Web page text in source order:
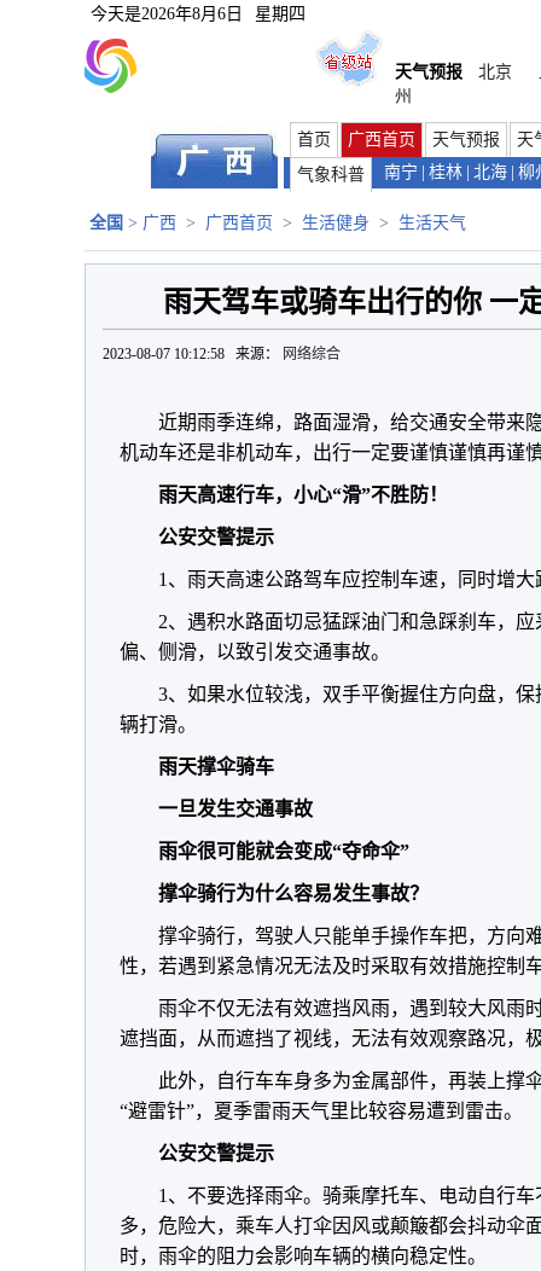
今天是2026年8月6日 星期四
天气预报 北京
州
首页 广西首页 天气预报
天
气象科普
南宁 桂林 北海 柳
全国 > 广西 > 广西首页 > 生活健身 > 生活天气
雨天驾车或骑车出行的你 一
2023-08-07 10:12:58 来源： 网络综合
近期雨季连绵，路面湿滑，给交通安全带来
机动车还是非机动车，出行一定要谨慎谨慎再谨
雨天高速行车，小心“滑”不胜防！
公安交警提示
1、雨天高速公路驾车应控制车速，同时增
2、遇积水路面切忌猛踩油门和急踩刹车，
偏、侧滑，以致引发交通事故。
3、如果水位较浅，双手平衡握住方向盘，
辆打滑。
雨天撑伞骑车
一旦发生交通事故
雨伞很可能就会变成“夺命伞”
撑伞骑行为什么容易发生事故？
撑伞骑行，驾驶人只能单手操作车把，方向
性，若遇到紧急情况无法及时采取有效措施控制
雨伞不仅无法有效遮挡风雨，遇到较大风雨
遮挡面，从而遮挡了视线，无法有效观察路况，
此外，自行车车身多为金属部件，再装上撑
“避雷针”，夏季雷雨天气里比较容易遭到雷击。
公安交警提示
1、不要选择雨伞。骑乘摩托车、电动自行
多，危险大，乘车人打伞因风或颠簸都会抖动伞
时，雨伞的阻力会影响车辆的横向稳定性。